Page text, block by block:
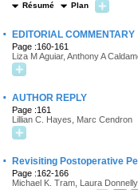
Résumé Plan
· EDITORIAL COMMENTARY
Page :160-161
Liza M Aguiar, Anthony A
· AUTHOR REPLY
Page :161
Lillian C. Hayes, Marc Cendron
· Revisiting Postoperative
Page :162-166
Michael K. Tram, Laura